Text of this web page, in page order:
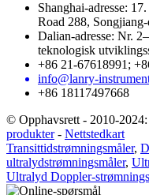
Shanghai-adresse:
Road 288,
Dalian-adresse: Nr.
teknologisk
+86 21-67618991;
info@lanry-
+86 18117497668
© Opphavsrett - 2010-
produkter- Nettstedkart
Transittidstrømningsmåler,
ultralydstrømningsmåler,
Ultralyd Doppler-